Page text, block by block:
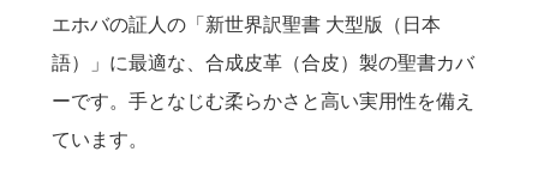
送料について
エホバの証人の「新世界訳聖書 大型版（日本
語）」に最適な、合成皮革（合皮）製の聖書カバ
ーです。手となじむ柔らかさと高い実用性を備え
ています。